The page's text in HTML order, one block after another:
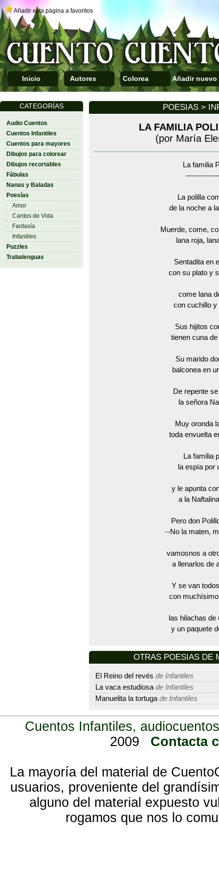
Añadir esta página a favoritos
Inicio Autores Colorea Añadir nuevo
CATEGORÍAS
Audio Cuentos
Cuentos Infantiles
Cuentos para mayores
Dibujos para colorear
Dibujos recortables
Fábulas
Nanas y Baladas
Poesías
Amor
Cantos de Vida
Fantasía
Infantiles
Puzzles
Trabalenguas
POESIAS >
LA FAMILIA
(por María
La familia
La polilla
de la noche a
Muerde, come,
lana roja,
Sentadita en
con su plato y
come lana
con cuchillo y
Sus hijitos
tienen cuna
Su marido
balconea en
De repente
la señora
Muy oronda
toda envuelta
La familia
la espía por
y le apunta
a la
Pero don
--No la maten,
vamosnos a
a llenarlos de
Y se van
con
las hilachas de
y un paquete
OTRAS POESIAS DE
El Reino del revés de Infantiles
La vaca estudiosa de Infantiles
Manuelita la tortuga de Infantiles
Cuentos Infantiles,
2009
Contacta
La mayoría del material de
usuarios, proveniente del
alguno del material expuesto
rogamos que nos lo